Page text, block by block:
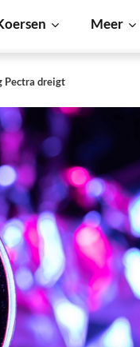
Meer
Pectra dreigt